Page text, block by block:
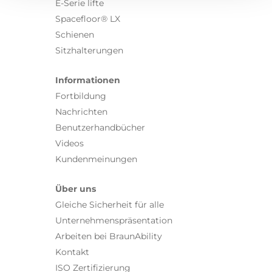
E-Serie lifte
Spacefloor® LX
Schienen
Sitzhalterungen
Informationen
Fortbildung
Nachrichten
Benutzerhandbücher
Videos
Kundenmeinungen
Über uns
Gleiche Sicherheit für alle
Unternehmenspräsentation
Arbeiten bei BraunAbility
Kontakt
ISO Zertifizierung